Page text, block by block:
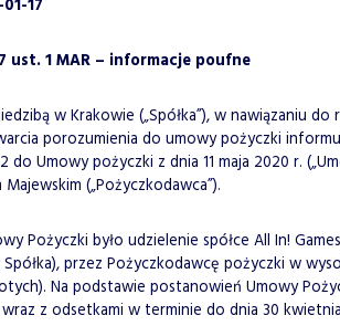
17
ust. 1 MAR – informacje poufne
w Krakowie („Spółka”), w nawiązaniu
porozumienia do umowy pożyczki
Umowy pożyczki z dnia 11 maja 2020 r.
(„Pożyczkodawca”).
Pożyczki było udzielenie spółce All In!
przez Pożyczkodawcę pożyczki w
Na podstawie postanowień Umowy
z odsetkami w terminie do dnia 30